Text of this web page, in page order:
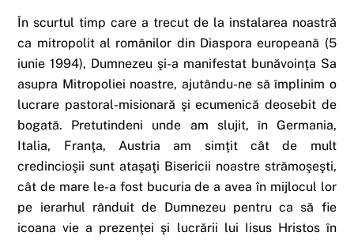
În scurtul timp care a trecut de la instalarea noastră
ca mitropolit al românilor din Diaspora europeană (5
iunie 1994), Dumnezeu şi-a manifestat bunăvoinţa Sa
asupra Mitropoliei noastre, ajutându-ne să împlinim o
lucrare pastoral-misionară şi ecumenică deosebit de
bogată. Pretutindeni unde am slujit, în Germania,
Italia, Franţa, Austria am simţit cât de mult
credincioşii sunt ataşaţi Bisericii noastre strămoşeşti,
cât de mare le-a fost bucuria de a avea în mijlocul lor
pe ierarhul rânduit de Dumnezeu pentru ca să fie
icoana vie a prezenţei şi lucrării lui Iisus Hristos în